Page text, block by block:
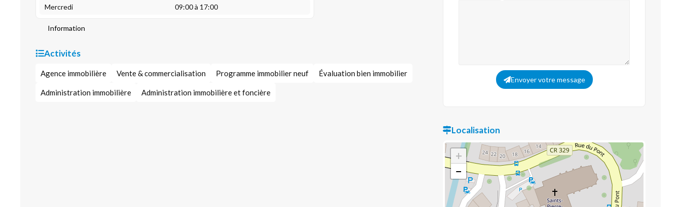
Mercredi
09:00 à 17:00
Information
Activités
Agence immobilière Vente & commercialisation Programme immobilier neuf Évaluation bien immobilier
Administration immobilière Administration immobilière et foncière
Envoyer votre message
Localisation
+
−